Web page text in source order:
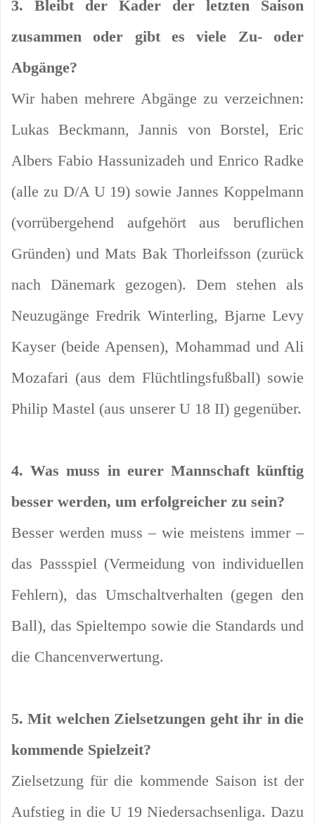
3. Bleibt der Kader der letzten Saison
zusammen oder gibt es viele Zu- oder
Abgänge?
Wir haben mehrere Abgänge zu verzeichnen:
Lukas Beckmann, Jannis von Borstel, Eric
Albers Fabio Hassunizadeh und Enrico Radke
(alle zu D/A U 19) sowie Jannes Koppelmann
(vorrübergehend aufgehört aus beruflichen
Gründen) und Mats Bak Thorleifsson (zurück
nach Dänemark gezogen). Dem stehen als
Neuzugänge Fredrik Winterling, Bjarne Levy
Kayser (beide Apensen), Mohammad und Ali
Mozafari (aus dem Flüchtlingsfußball) sowie
Philip Mastel (aus unserer U 18 II) gegenüber.
4. Was muss in eurer Mannschaft künftig
besser werden, um erfolgreicher zu sein?
Besser werden muss – wie meistens immer –
das Passspiel (Vermeidung von individuellen
Fehlern), das Umschaltverhalten (gegen den
Ball), das Spieltempo sowie die Standards und
die Chancenverwertung.
5. Mit welchen Zielsetzungen geht ihr in die
kommende Spielzeit?
Zielsetzung für die kommende Saison ist der
Aufstieg in die U 19 Niedersachsenliga. Dazu